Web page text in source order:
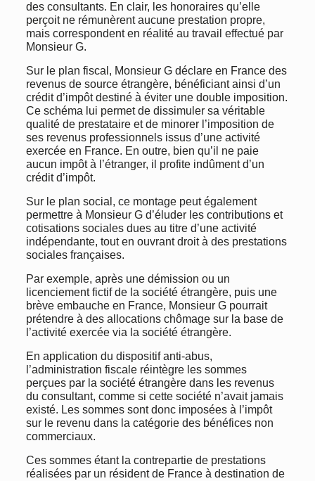
des consultants. En clair, les honoraires qu’elle
perçoit ne rémunèrent aucune prestation propre,
mais correspondent en réalité au travail effectué par
Monsieur G.
Sur le plan fiscal, Monsieur G déclare en France des
revenus de source étrangère, bénéficiant ainsi d’un
crédit d’impôt destiné à éviter une double imposition.
Ce schéma lui permet de dissimuler sa véritable
qualité de prestataire et de minorer l’imposition de
ses revenus professionnels issus d’une activité
exercée en France. En outre, bien qu’il ne paie
aucun impôt à l’étranger, il profite indûment d’un
crédit d’impôt.
Sur le plan social, ce montage peut également
permettre à Monsieur G d’éluder les contributions et
cotisations sociales dues au titre d’une activité
indépendante, tout en ouvrant droit à des prestations
sociales françaises.
Par exemple, après une démission ou un
licenciement fictif de la société étrangère, puis une
brève embauche en France, Monsieur G pourrait
prétendre à des allocations chômage sur la base de
l’activité exercée via la société étrangère.
En application du dispositif anti-abus,
l’administration fiscale réintègre les sommes
perçues par la société étrangère dans les revenus
du consultant, comme si cette société n’avait jamais
existé. Les sommes sont donc imposées à l’impôt
sur le revenu dans la catégorie des bénéfices non
commerciaux.
Ces sommes étant la contrepartie de prestations
réalisées par un résident de France à destination de